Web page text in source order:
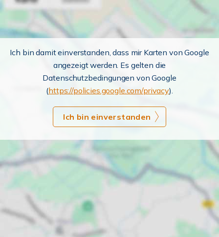
Ich bin damit einverstanden, dass mir Karten von Google
angezeigt werden. Es gelten die
Datenschutzbedingungen von Google
(https://policies.google.com/privacy).
Ich bin einverstanden